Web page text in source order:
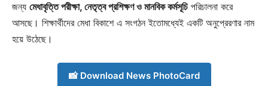
জন্য মেধাবৃত্তি পরীক্ষা, নেতৃত্ব প্রশিক্ষণ ও মানবিক কর্মসূচিপরিচালনা করে
আসছে। শিক্ষার্থীদের মেধা বিকাশে এ সংগঠন ইতোমধ্যেই একটি অনুপ্রেরণার নাম
হয়ে উঠেছে।
📸 Download News PhotoCard